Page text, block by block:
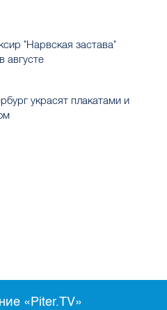
"Нарвская застава"
августе
украсят плакатами и
«Piter.TV»